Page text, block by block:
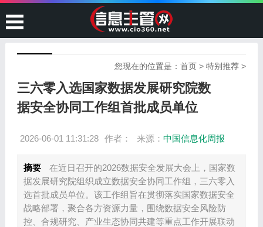
您现在的位置是：首页 >特别推荐 >
三六零入选国家数据发展研究院数
据安全协同工作组首批成员单位
2026-06-01 11:31:28 作者： 来源： 中国信息化周报
摘要
在近日召开的2026数据安全发展大会上，国家数
据发展研究院组织成立数据安全协同工作组，三六零入
选首批成员单位。该工作组旨在贯彻落实国家数据安全
战略部署，聚合各方资源力量，围绕数据安全风险防
控、合规研究、产业生态协同共建等重点工作开展联动